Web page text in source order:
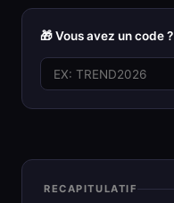
🎁 Vous avez un code ?
RECAPITULATIF